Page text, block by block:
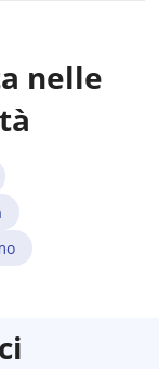
da un
dubbio, chiedi
di rispondere
nelle